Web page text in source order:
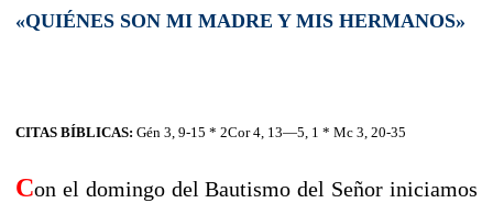
«QUIÉNES SON MI MADRE Y MIS HERMANOS»
CITAS BÍBLICAS: Gén 3, 9-15 * 2Cor 4, 13—5, 1 * Mc 3, 20-35
Con el domingo del Bautismo del Señor iniciamos